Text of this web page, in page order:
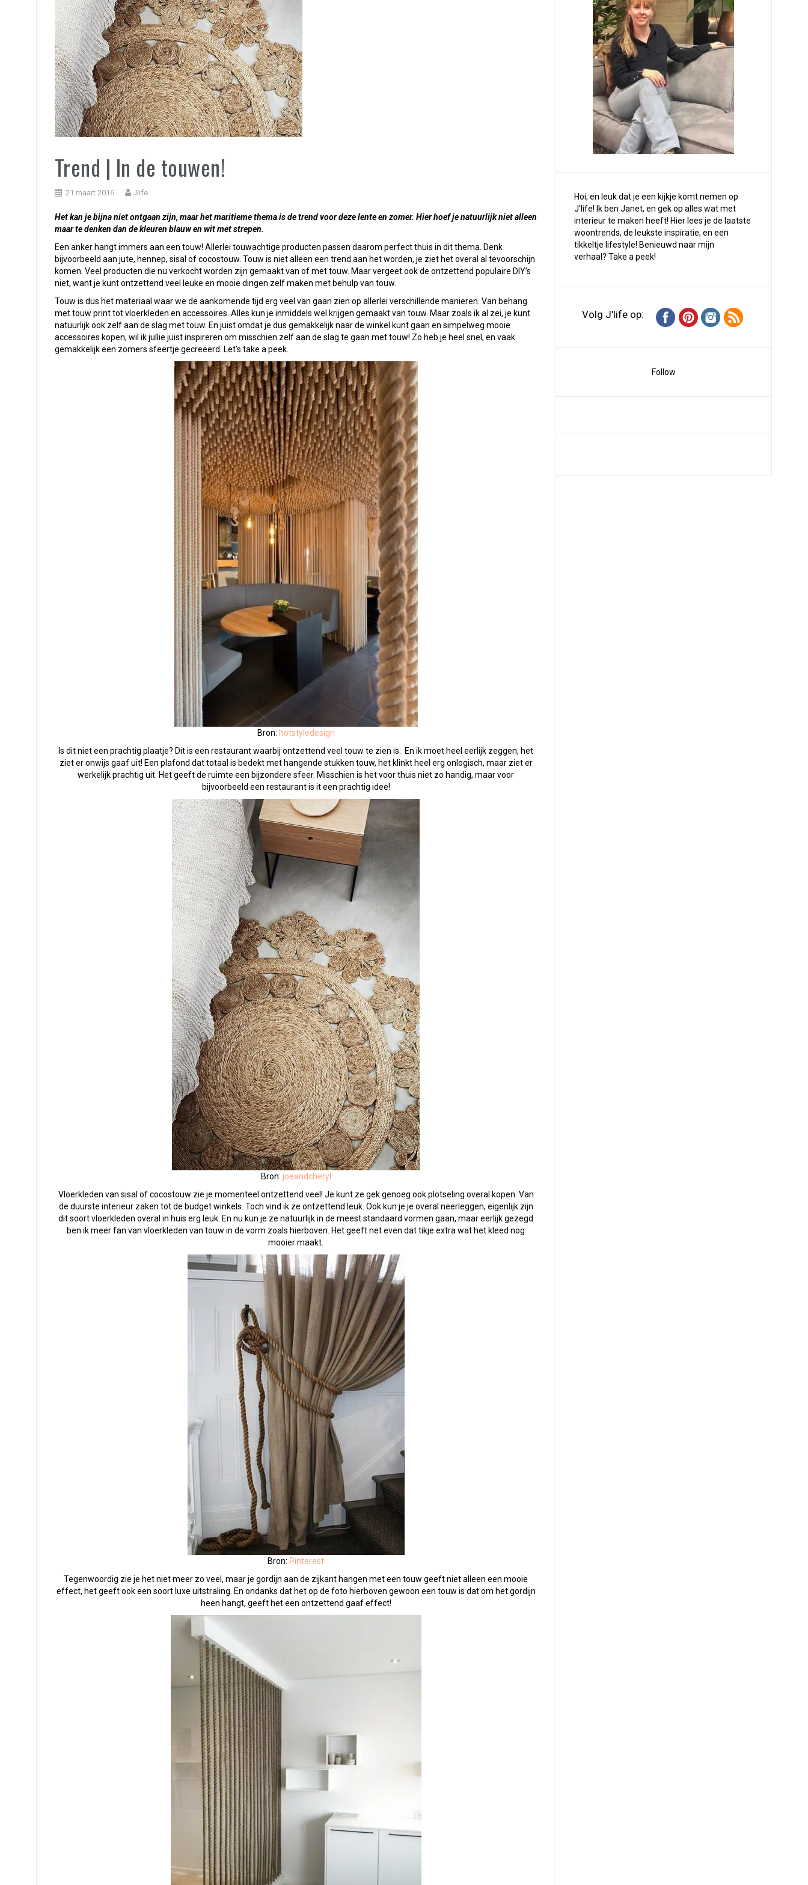
Trend | In de touwen!
21 maart 2016 Jlife
Het kan je bijna niet ontgaan zijn, maar het maritieme thema is de trend voor deze lente en zomer. Hier hoef je natuurlijk niet alleen
maar te denken dan de kleuren blauw en wit met strepen.
Een anker hangt immers aan een touw! Allerlei touwachtige producten passen daarom perfect thuis in dit thema. Denk
bijvoorbeeld aan jute, hennep, sisal of cocostouw. Touw is niet alleen een trend aan het worden, je ziet het overal al tevoorschijn
komen. Veel producten die nu verkocht worden zijn gemaakt van of met touw. Maar vergeet ook de ontzettend populaire DIY’s
niet, want je kunt ontzettend veel leuke en mooie dingen zelf maken met behulp van touw.
Touw is dus het materiaal waar we de aankomende tijd erg veel van gaan zien op allerlei verschillende manieren. Van behang
met touw print tot vloerkleden en accessoires. Alles kun je inmiddels wel krijgen gemaakt van touw. Maar zoals ik al zei, je kunt
natuurlijk ook zelf aan de slag met touw. En juist omdat je dus gemakkelijk naar de winkel kunt gaan en simpelweg mooie
accessoires kopen, wil ik jullie juist inspireren om misschien zelf aan de slag te gaan met touw! Zo heb je heel snel, en vaak
gemakkelijk een zomers sfeertje gecreëerd. Let’s take a peek.
Bron: hotstyledesign
Is dit niet een prachtig plaatje? Dit is een restaurant waarbij ontzettend veel touw te zien is. En ik moet heel eerlijk zeggen, het
ziet er onwijs gaaf uit! Een plafond dat totaal is bedekt met hangende stukken touw, het klinkt heel erg onlogisch, maar ziet er
werkelijk prachtig uit. Het geeft de ruimte een bijzondere sfeer. Misschien is het voor thuis niet zo handig, maar voor
bijvoorbeeld een restaurant is it een prachtig idee!
Bron: joeandcheryl
Vloerkleden van sisal of cocostouw zie je momenteel ontzettend veel! Je kunt ze gek genoeg ook plotseling overal kopen. Van
de duurste interieur zaken tot de budget winkels. Toch vind ik ze ontzettend leuk. Ook kun je je overal neerleggen, eigenlijk zijn
dit soort vloerkleden overal in huis erg leuk. En nu kun je ze natuurlijk in de meest standaard vormen gaan, maar eerlijk gezegd
ben ik meer fan van vloerkleden van touw in de vorm zoals hierboven. Het geeft net even dat tikje extra wat het kleed nog
mooier maakt.
Bron: Pinterest
Tegenwoordig zie je het niet meer zo veel, maar je gordijn aan de zijkant hangen met een touw geeft niet alleen een mooie
effect, het geeft ook een soort luxe uitstraling. En ondanks dat het op de foto hierboven gewoon een touw is dat om het gordijn
heen hangt, geeft het een ontzettend gaaf effect!
Hoi, en leuk dat je een kijkje komt nemen op
J'life! Ik ben Janet, en gek op alles wat met
interieur te maken heeft! Hier lees je de laatste
woontrends, de leukste inspiratie, en een
tikkeltje lifestyle! Benieuwd naar mijn
verhaal? Take a peek!
Volg J'life op:
Follow